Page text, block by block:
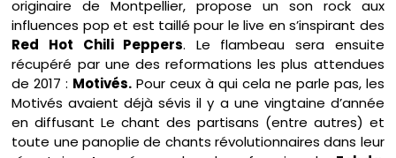
originaire de Montpellier, propose un son rock aux
influences pop et est taillé pour le live en s’inspirant des
Red Hot Chili Peppers. Le flambeau sera ensuite
récupéré par une des reformations les plus attendues
de 2017 : Motivés. Pour ceux à qui cela ne parle pas, les
Motivés avaient déjà sévis il y a une vingtaine d’année
en diffusant Le chant des partisans (entre autres) et
toute une panoplie de chants révolutionnaires dans leur